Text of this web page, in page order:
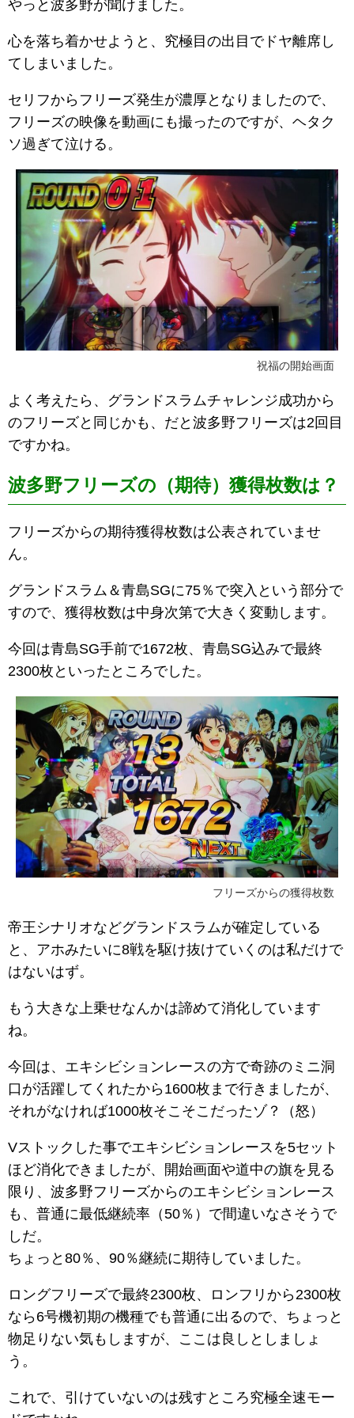
やっと波多野が聞けました。
心を落ち着かせようと、究極目の出目でドヤ離席し
てしまいました。
セリフからフリーズ発生が濃厚となりましたので、
フリーズの映像を動画にも撮ったのですが、ヘタク
ソ過ぎて泣ける。
祝福の開始画面
よく考えたら、グランドスラムチャレンジ成功から
のフリーズと同じかも、だと波多野フリーズは2回目
ですかね。
波多野フリーズの（期待）獲得枚数は？
フリーズからの期待獲得枚数は公表されていませ
ん。
グランドスラム＆青島SGに75％で突入という部分で
すので、獲得枚数は中身次第で大きく変動します。
今回は青島SG手前で1672枚、青島SG込みで最終
2300枚といったところでした。
フリーズからの獲得枚数
帝王シナリオなどグランドスラムが確定している
と、アホみたいに8戦を駆け抜けていくのは私だけで
はないはず。
もう大きな上乗せなんかは諦めて消化しています
ね。
今回は、エキシビションレースの方で奇跡のミニ洞
口が活躍してくれたから1600枚まで行きましたが、
それがなければ1000枚そこそこだったゾ？（怒）
Vストックした事でエキシビションレースを5セット
ほど消化できましたが、開始画面や道中の旗を見る
限り、波多野フリーズからのエキシビションレース
も、普通に最低継続率（50％）で間違いなさそうで
しだ。
ちょっと80％、90％継続に期待していました。
ロングフリーズで最終2300枚、ロンフリから2300枚
なら6号機初期の機種でも普通に出るので、ちょっと
物足りない気もしますが、ここは良しとしましょ
う。
これで、引けていないのは残すところ究極全速モー